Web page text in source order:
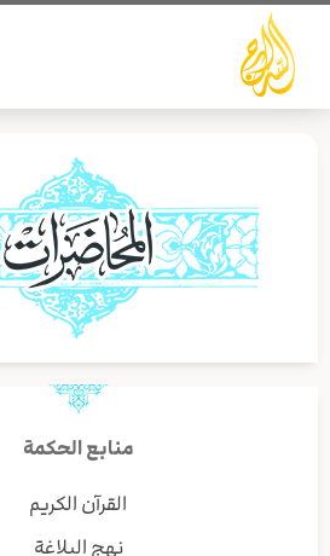
تخطي
المحتوى
منابع الحكمة
القرآن الكريم
نهج البلاغة